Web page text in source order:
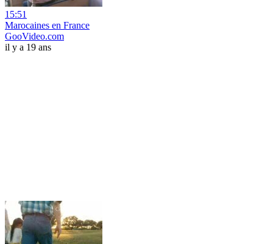
15:51
Marocaines en France
GooVideo.com
il y a 19 ans